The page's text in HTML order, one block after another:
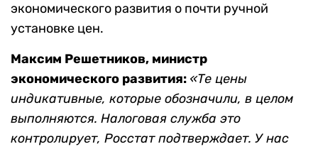
экономического развития о почти ручной
установке цен.
Максим Решетников, министр
экономического развития: «Те цены
индикативные, которые обозначили, в целом
выполняются. Налоговая служба это
контролирует, Росстат подтверждает. У нас